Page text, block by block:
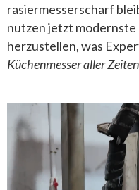
rasiermesserscharf
nutzen jetzt modernste
herzustellen, was
Küchenmesser aller